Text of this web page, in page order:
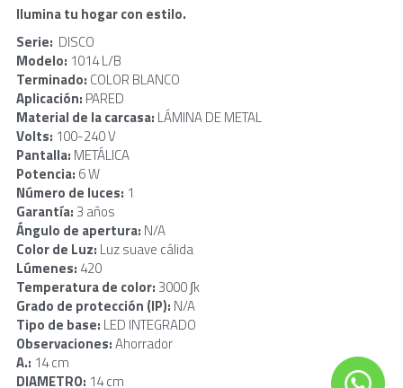
Ilumina tu hogar con estilo.
Serie: DISCO
Modelo: 1014 L/B
Terminado: COLOR BLANCO
Aplicación: PARED
Material de la carcasa: LÁMINA DE METAL
Volts: 100-240 V
Pantalla: METÁLICA
Potencia: 6 W
Número de luces: 1
Garantía: 3 años
Ángulo de apertura: N/A
Color de Luz: Luz suave cálida
Lúmenes: 420
Temperatura de color: 3000 ∫k
Grado de protección (IP): N/A
Tipo de base: LED INTEGRADO
Observaciones: Ahorrador
A.: 14 cm
DIAMETRO: 14 cm